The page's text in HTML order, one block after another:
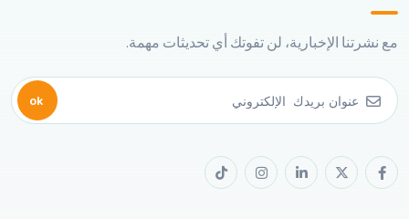
مع نشرتنا الإخبارية، لن تفوتك أي تحديثات مهمة.
ok